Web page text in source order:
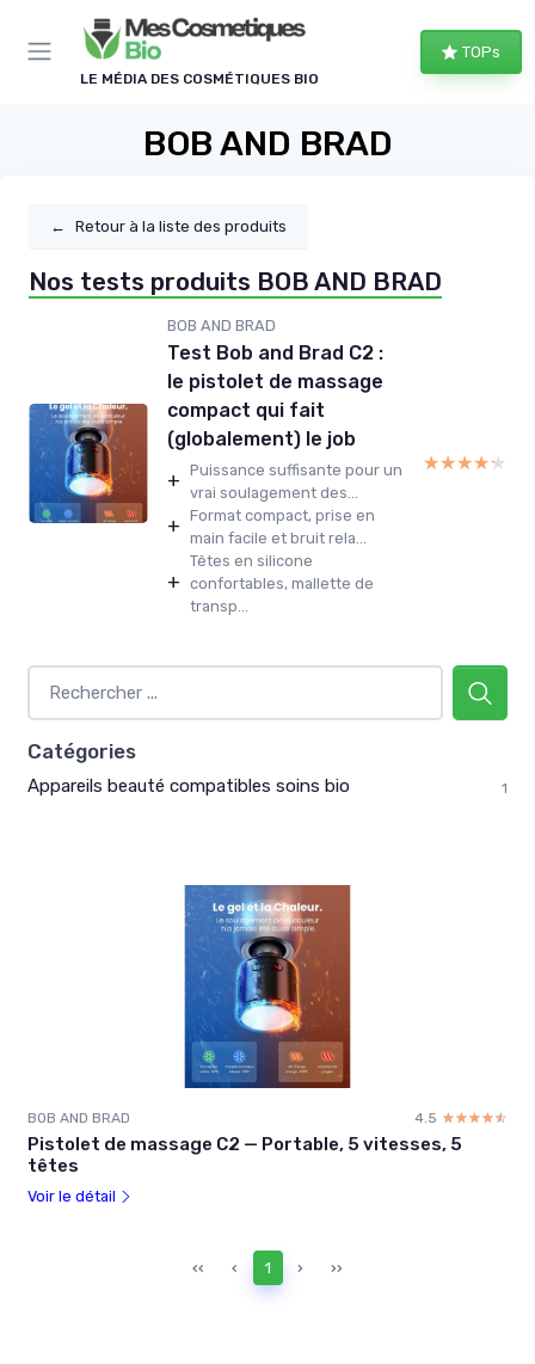
LE MÉDIA DES COSMÉTIQUES BIO
TOPs
BOB AND BRAD
← Retour à la liste des produits
Nos tests produits BOB AND BRAD
BOB AND BRAD
Test Bob and Brad C2 :
le pistolet de massage
compact qui fait
(globalement) le job
+ Puissance suffisante pour un
vrai soulagement des...
+ Format compact, prise en
main facile et bruit rela...
+
Têtes en silicone
confortables, mallette de
transp...
★★★★★
★★★★★
Catégories
Appareils beauté compatibles soins bio 1
BOB AND BRAD 4.5 ☆☆☆☆☆
★★★★★
Pistolet de massage C2 — Portable, 5 vitesses, 5
têtes
Voir le détail
‹‹ ‹ 1 › ››
Panneau de gestion des cookies